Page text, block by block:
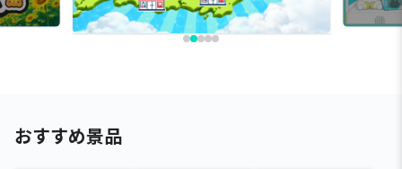
おすすめ景品